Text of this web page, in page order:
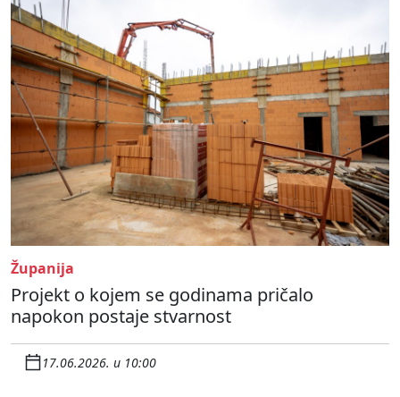
Županija
Projekt o kojem se godinama pričalo
napokon postaje stvarnost
17.06.2026. u 10:00